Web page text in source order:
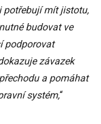
potřebují mít jistotu,
budovat ve
podporovat
závazek
a pomáhat
systém,“